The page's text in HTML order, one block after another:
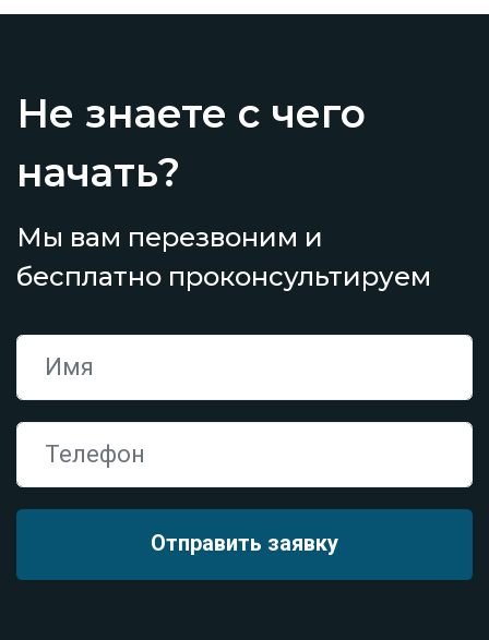
Не знаете с чего
начать?
Мы вам перезвоним и
бесплатно проконсультируем